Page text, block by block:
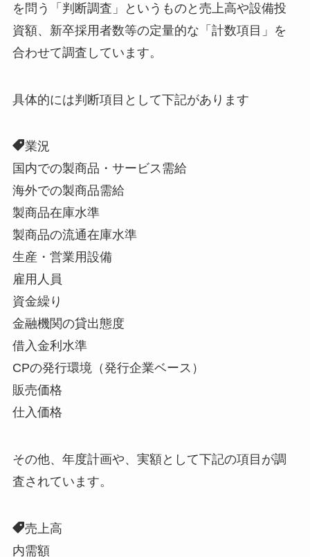
を問う「判断調査」というものと売上高や設備投
資額、新卒採用者数等の定量的な「計数項目」を
合わせて調査しています。
具体的には判断項目として下記があります
業況
国内での製商品・サービス需給
海外での製商品需給
製商品在庫水準
製商品の流通在庫水準
生産・営業用設備
雇用人員
資金繰り
金融機関の貸出態度
借入金利水準
CPの発行環境（発行企業ベース）
販売価格
仕入価格
その他、年度計画や、実額として下記の項目が調
査されています。
売上高
内需額